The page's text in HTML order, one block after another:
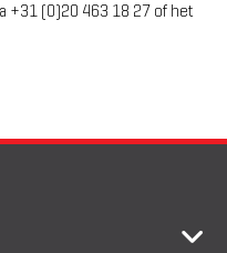
+31 (0)20 463 18 27 of het